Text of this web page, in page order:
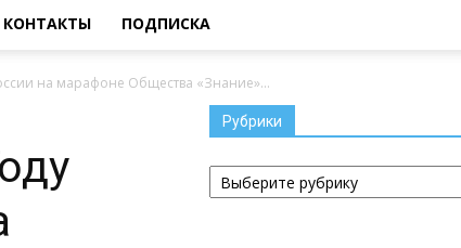
КОНТАКТЫ ПОДПИСКА
на марафоне Общества «Знание»...
Рубрики
Рубрики